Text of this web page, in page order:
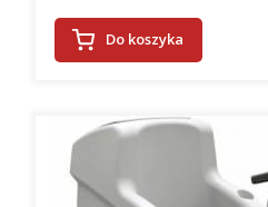
Do koszyka